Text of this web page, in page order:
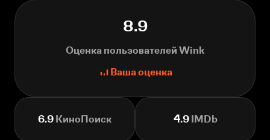
8.9
Оценка пользователей Wink
Ваша оценка
6.9 КиноПоиск 4.9IMDb